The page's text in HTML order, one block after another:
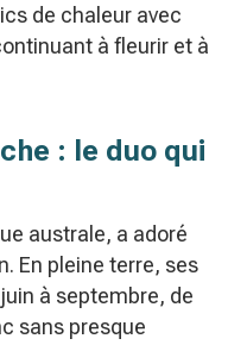
de chaleur avec
à fleurir et à
: le duo qui
australe, a adoré
En pleine terre, ses
à septembre, de
sans presque